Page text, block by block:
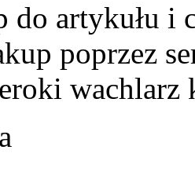
do artykułu i
poprzez
wachlarz